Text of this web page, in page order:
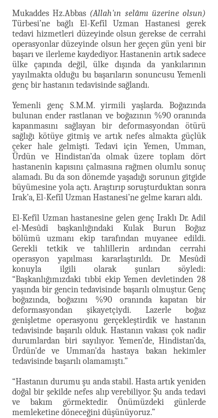
Mukaddes Hz.Abbas (Allah'ın selâmı üzerine olsun)
Türbesi’ne bağlı El-Kefîl Uzman Hastanesi gerek
tedavi hizmetleri düzeyinde olsun gerekse de cerrahi
operasyonlar düzeyinde olsun her geçen gün yeni bir
başarı ve ilerleme kaydediyor. Hastanenin artık sadece
ülke çapında değil, ülke dışında da yankılarının
yayılmakta olduğu bu başarıların sonuncusu Yemenli
genç bir hastanın tedavisinde sağlandı.
Yemenli genç S.M.M. yirmili yaşlarda. Boğazında
bulunan ender rastlanan ve boğazının %90 oranında
kapanmasını sağlayan bir deformasyondan ötürü
sağlığı kötüye gitmiş ve artık nefes almakta güçlük
çeker hale gelmişti. Tedavi için Yemen, Umman,
Ürdün ve Hindistan’da olmak üzere toplam dört
hastanenin kapısını çalmasına rağmen olumlu sonuç
alamadı. Bu da son dönemde yaşadığı sorunun gitgide
büyümesine yola açtı. Araştırıp soruşturduktan sonra
Irak’a, El-Kefîl Uzman Hastanesi’ne gelme kararı aldı.
El-Kefîl Uzman hastanesine gelen genç Iraklı Dr. Adil
el-Mesûdî başkanlığındaki Kulak Burun Boğaz
bölümü uzmanı ekip tarafından muyanee edildi.
Gerekli tetkik ve tahlillerin ardından cerrahi
operasyon yapılması kararlaştırıldı. Dr. Mesûdî
konuyla ilgili olarak şunları söyledi:
“Başkanlığımızdaki tıbbî ekip Yemen devletinden 28
yaşında bir gencin tedavisinde başarılı olmuştur. Genç
boğazında, boğazını %90 oranında kapatan bir
deformasyondan şikayetçiydi. Lazerle boğaz
genişletme operasyonu gerçekleştirdik ve hastanın
tedavisinde başarılı olduk. Hastanın vakası çok nadir
durumlardan biri sayılıyor. Yemen’de, Hindistan’da,
Ürdün’de ve Umman’da hastaya bakan hekimler
tedavisinde başarılı olamamıştı.”
“Hastanın durumu şu anda stabil. Hasta artık yeniden
doğal bir şekilde nefes alıp verebiliyor. Şu anda tedavi
ve bakım görmektedir. Önümüzdeki günlerde
memleketine döneceğini düşünüyoruz.”